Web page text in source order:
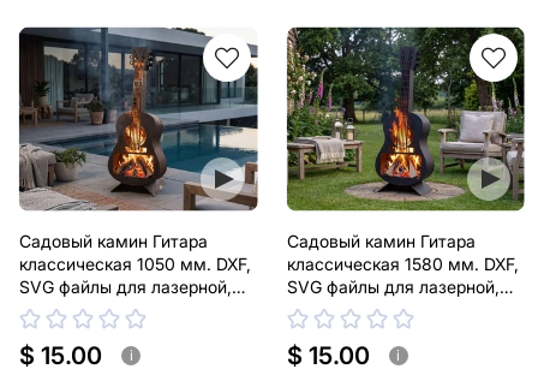
Садовый камин Гитара
классическая 1050 мм. DXF,
SVG файлы для лазерной,
плазменной резки
$ 15.00 i
Садовый камин Гитара
классическая 1580 мм. DXF,
SVG файлы для лазерной,
плазменной резки
$ 15.00 i